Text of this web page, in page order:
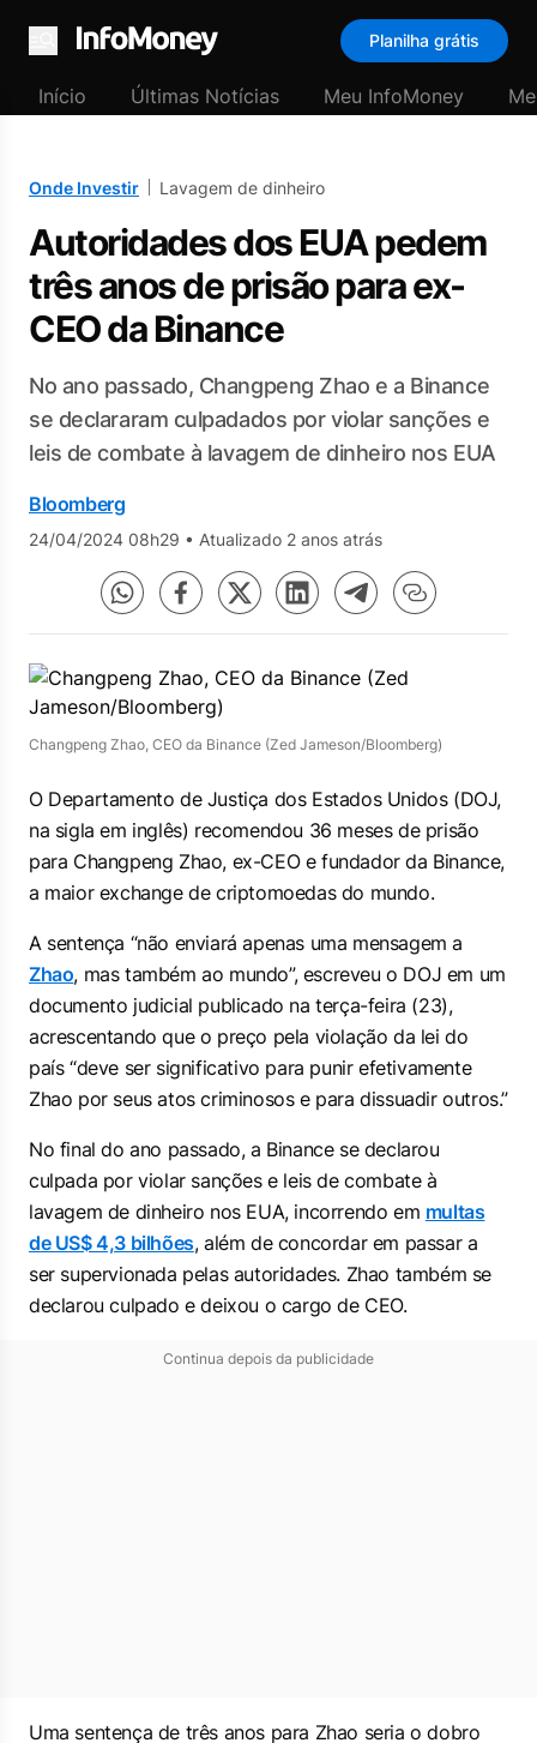
Menu
Planilha grátis
Início Últimas Notícias Meu InfoMoney
Onde Investir Lavagem de dinheiro
Autoridades dos EUA pedem
três anos de prisão para ex-
CEO da Binance
No ano passado, Changpeng Zhao e a Binance
se declararam culpadados por violar sanções e
leis de combate à lavagem de dinheiro nos EUA
Bloomberg
24/04/2024 08h29 • Atualizado 2 anos atrás
Changpeng Zhao, CEO da Binance (Zed Jameson/Bloomberg)
O Departamento de Justiça dos Estados Unidos (DOJ,
na sigla em inglês) recomendou 36 meses de prisão
para Changpeng Zhao, ex-CEO e fundador da Binance,
a maior exchange de criptomoedas do mundo.
A sentença “não enviará apenas uma mensagem a
Zhao, mas também ao mundo”, escreveu o DOJ em um
documento judicial publicado na terça-feira (23),
acrescentando que o preço pela violação da lei do
país “deve ser significativo para punir efetivamente
Zhao por seus atos criminosos e para dissuadir outros.”
No final do ano passado, a Binance se declarou
culpada por violar sanções e leis de combate à
lavagem de dinheiro nos EUA, incorrendo em multas
de US$ 4,3 bilhões, além de concordar em passar a
ser supervionada pelas autoridades. Zhao também se
declarou culpado e deixou o cargo de CEO.
Continua depois da publicidade
Uma sentença de três anos para Zhao seria o dobro